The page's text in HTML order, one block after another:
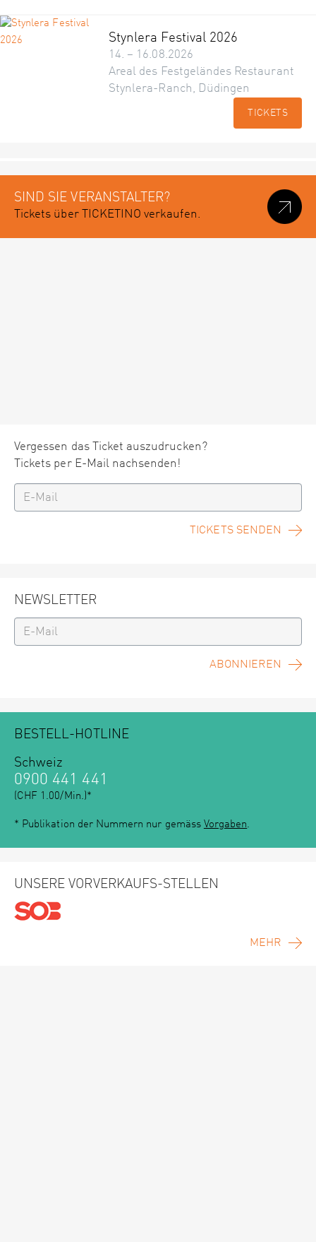
Stynlera Festival 2026
14. – 16.08.2026
Areal des Festgeländes Restaurant
Stynlera-Ranch, Düdingen
TICKETS
SIND SIE VERANSTALTER?
Tickets über TICKETINO verkaufen.
Vergessen das Ticket auszudrucken?
Tickets per E-Mail nachsenden!
TICKETS SENDEN
NEWSLETTER
ABONNIEREN
BESTELL-HOTLINE
Schweiz
0900 441 441
(CHF 1.00/Min.)*
* Publikation der Nummern nur gemäss Vorgaben.
UNSERE VORVERKAUFS-STELLEN
MEHR